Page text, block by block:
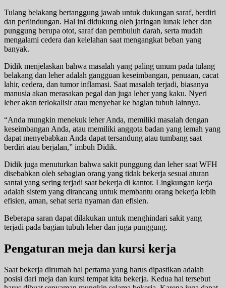
Tulang belakang bertanggung jawab untuk dukungan saraf, berdiri
dan perlindungan. Hal ini didukung oleh jaringan lunak leher dan
punggung berupa otot, saraf dan pembuluh darah, serta mudah
mengalami cedera dan kelelahan saat mengangkat beban yang
banyak.
Didik menjelaskan bahwa masalah yang paling umum pada tulang
belakang dan leher adalah gangguan keseimbangan, penuaan, cacat
lahir, cedera, dan tumor inflamasi. Saat masalah terjadi, biasanya
manusia akan merasakan pegal dan juga leher yang kaku. Nyeri
leher akan terlokalisir atau menyebar ke bagian tubuh lainnya.
“Anda mungkin menekuk leher Anda, memiliki masalah dengan
keseimbangan Anda, atau memiliki anggota badan yang lemah yang
dapat menyebabkan Anda dapat tersandung atau tumbang saat
berdiri atau berjalan,” imbuh Didik.
Didik juga menuturkan bahwa sakit punggung dan leher saat WFH
disebabkan oleh sebagian orang yang tidak bekerja sesuai aturan
santai yang sering terjadi saat bekerja di kantor. Lingkungan kerja
adalah sistem yang dirancang untuk membantu orang bekerja lebih
efisien, aman, sehat serta nyaman dan efisien.
Beberapa saran dapat dilakukan untuk menghindari sakit yang
terjadi pada bagian tubuh leher dan juga punggung.
Pengaturan meja dan kursi kerja
Saat bekerja dirumah hal pertama yang harus dipastikan adalah
posisi dari meja dan kursi tempat kita bekerja. Kedua hal tersebut